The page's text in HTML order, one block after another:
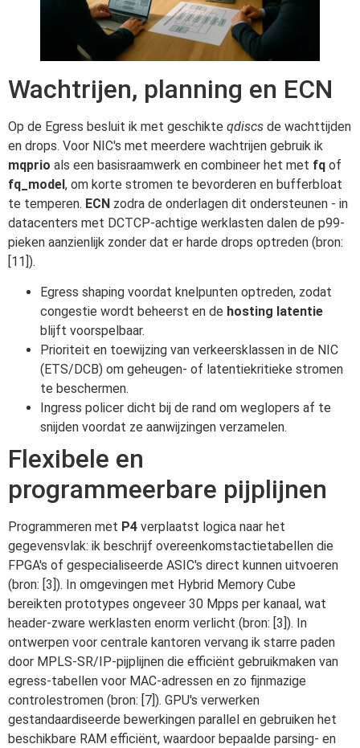
Wachtrijen, planning en ECN
Op de Egress besluit ik met geschikte qdiscs de wachttijden
en drops. Voor NIC's met meerdere wachtrijen gebruik ik
mqprio als een basisraamwerk en combineer het met fq of
fq_model, om korte stromen te bevorderen en bufferbloat
te temperen. ECN zodra de onderlagen dit ondersteunen - in
datacenters met DCTCP-achtige werklasten dalen de p99-
pieken aanzienlijk zonder dat er harde drops optreden (bron:
[11]).
Egress shaping voordat knelpunten optreden, zodat
congestie wordt beheerst en de hosting latentie
blijft voorspelbaar.
Prioriteit en toewijzing van verkeersklassen in de NIC
(ETS/DCB) om geheugen- of latentiekritieke stromen
te beschermen.
Ingress policer dicht bij de rand om weglopers af te
snijden voordat ze aanwijzingen verzamelen.
Flexibele en
programmeerbare pijplijnen
Programmeren met P4 verplaatst logica naar het
gegevensvlak: ik beschrijf overeenkomstactietabellen die
FPGA's of gespecialiseerde ASIC's direct kunnen uitvoeren
(bron: [3]). In omgevingen met Hybrid Memory Cube
bereikten prototypes ongeveer 30 Mpps per kanaal, wat
header-zware werklasten enorm verlicht (bron: [3]). In
ontwerpen voor centrale kantoren vervang ik starre paden
door MPLS-SR/IP-pijplijnen die efficiënt gebruikmaken van
egress-tabellen voor MAC-adressen en zo fijnmazige
controlestromen (bron: [7]). GPU's verwerken
gestandaardiseerde bewerkingen parallel en gebruiken het
beschikbare RAM efficiënt, waardoor bepaalde parsing- en